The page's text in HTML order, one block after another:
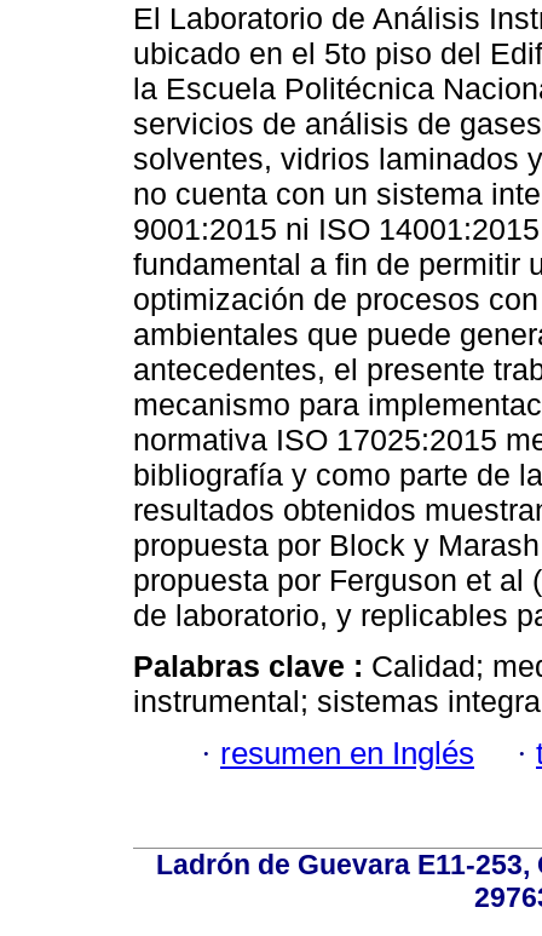
El Laboratorio de Análisis
ubicado en el 5to piso del
la Escuela Politécnica
servicios de análisis de
solventes, vidrios laminados
no cuenta con un sistema
9001:2015 ni ISO
fundamental a fin de permitir
optimización de procesos
ambientales que puede
antecedentes, el presente
mecanismo para
normativa ISO 17025:2015
bibliografía y como parte de
resultados obtenidos
propuesta por Block y
propuesta por Ferguson et al
de laboratorio, y replicables
Palabras clave : Calidad;
instrumental; sistemas
· resumen en Inglés ·
Ladrón de Guevara E11-